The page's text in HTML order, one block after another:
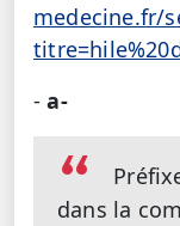
medecine.fr/
-a-
dans la